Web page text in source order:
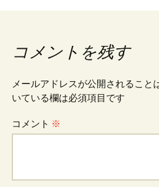
稿
ナ
ビ
ゲ
コメントを残す
メールアドレスが公開されること
いている欄は必須項目です
コメント ※